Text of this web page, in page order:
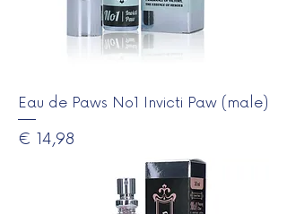
Eau de Paws No1 Invicti Paw (male)
Prijs
€ 14,98